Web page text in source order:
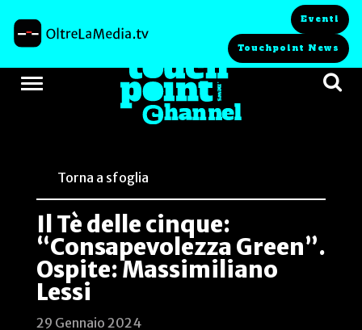
Eventi
Touchpoint News
Torna a sfoglia
Il Tè delle cinque:
“Consapevolezza Green”.
Ospite: Massimiliano
Lessi
29 Gennaio 2024